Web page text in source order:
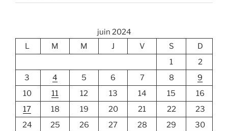
juin 2024
L
M M J V S
D
1
2
3
4 5 6 7 8
9
10
11 12 13 14 15
16
17
18 19 20 21 22
23
24
25 26 27 28 29
30